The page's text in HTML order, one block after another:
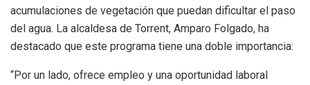
acumulaciones de vegetación que puedan dificultar el paso
del agua. La alcaldesa de Torrent, Amparo Folgado, ha
destacado que este programa tiene una doble importancia:
“Por un lado, ofrece empleo y una oportunidad laboral